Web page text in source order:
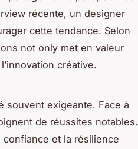
récente, un designer
cette tendance. Selon
not only met en valeur
créative.
souvent exigeante. Face à
de réussites notables.
confiance et la résilience